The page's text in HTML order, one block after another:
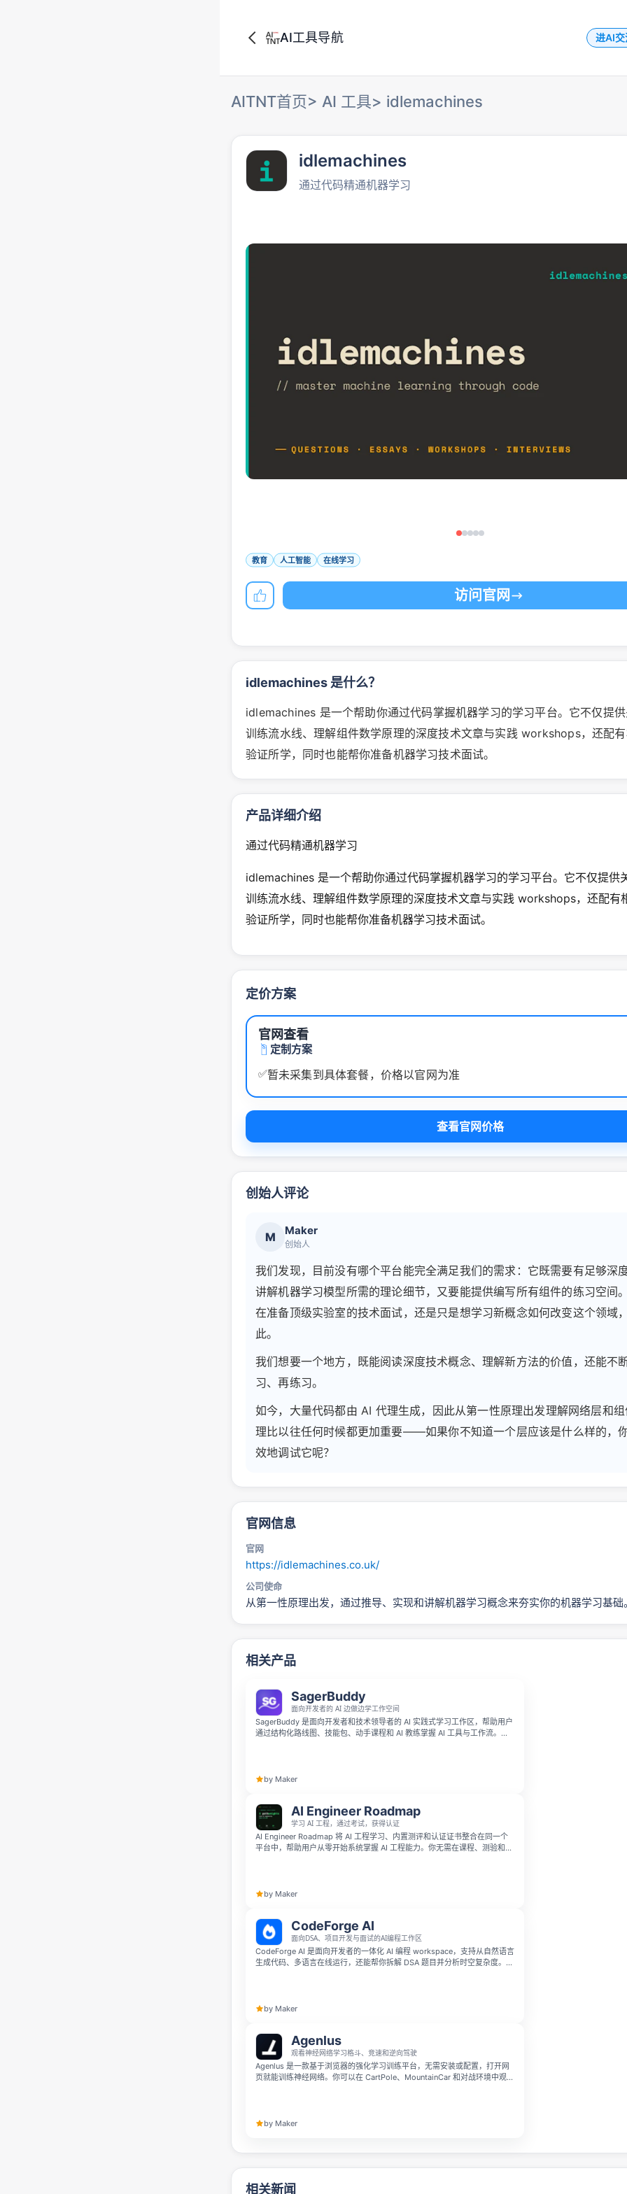
AI工具导航 进AI交
AITNT首页> AI 工具> idlemachines
idlemachines
通过代码精通机器学习
教育 人工智能 在线学习
访问官网
idlemachines 是什么？
idlemachines 是一个帮助你通过代码掌握机器学习的学习平台。它不仅提
训练流水线、理解组件数学原理的深度技术文章与实践 workshops，还配
验证所学，同时也能帮你准备机器学习技术面试。
产品详细介绍
通过代码精通机器学习
idlemachines 是一个帮助你通过代码掌握机器学习的学习平台。它不仅提供
训练流水线、理解组件数学原理的深度技术文章与实践 workshops，还配有
验证所学，同时也能帮你准备机器学习技术面试。
定价方案
官网查看
定制方案
✅暂未采集到具体套餐，价格以官网为准
查看官网价格
创始人评论
M Maker
创始人
我们发现，目前没有哪个平台能完全满足我们的需求：它既需要有足够深
讲解机器学习模型所需的理论细节，又要能提供编写所有组件的练习空间
在准备顶级实验室的技术面试，还是只是想学习新概念如何改变这个领域
此。
我们想要一个地方，既能阅读深度技术概念、理解新方法的价值，还能不
习、再练习。
如今，大量代码都由 AI 代理生成，因此从第一性原理出发理解网络层和
理比以往任何时候都更加重要——如果你不知道一个层应该是什么样的，
效地调试它呢？
官网信息
官网
https://idlemachines.co.uk/
公司使命
从第一性原理出发，通过推导、实现和讲解机器学习概念来夯实你的机器学习基础
相关产品
SagerBuddy
面向开发者的 AI 边做边学工作空间
SagerBuddy 是面向开发者和技术领导者的 AI 实践式学习工作区，帮助用户
通过结构化路线图、技能包、动手课程和 AI 教练掌握 AI 工具与工作流。它
by Maker
AI Engineer Roadmap
学习 AI 工程，通过考试，获得认证
AI Engineer Roadmap 将 AI 工程学习、内置测评和认证证书整合在同一个
平台中，帮助用户从零开始系统掌握 AI 工程能力。你无需在课程、测验和认
by Maker
CodeForge AI
面向DSA、项目开发与面试的AI编程工作区
CodeForge AI 是面向开发者的一体化 AI 编程 workspace，支持从自然语言
生成代码、多语言在线运行，还能帮你拆解 DSA 题目并分析时空复杂度。它
by Maker
Agenlus
观看神经网络学习格斗、竞速和逆向驾驶
Agenlus 是一款基于浏览器的强化学习训练平台，无需安装或配置，打开网
页就能训练神经网络。你可以在 CartPole、MountainCar 和对战环境中观察
by Maker
相关新闻